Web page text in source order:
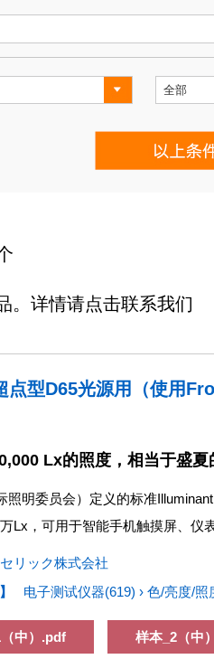
。详情请点击联系我们
型D65光源用（使用
Lx的照度，相当于盛夏
照明委员会）定义的标准
Lx，可用于智能手机触摸屏、仪
セリック株式会社
电子测试仪器(619) › 色/亮度/照
中）.pdf 样本_2（中